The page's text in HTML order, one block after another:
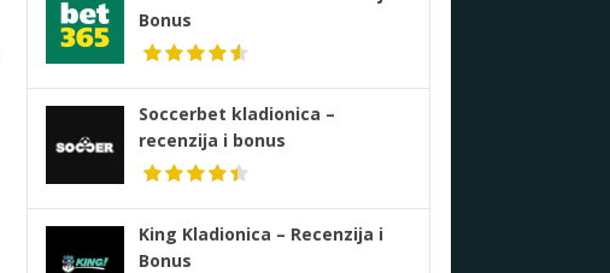
Bonus
Soccerbet kladionica –
recenzija i bonus
King Kladionica – Recenzija i
Bonus